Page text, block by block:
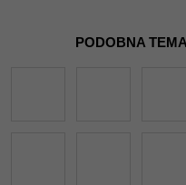
PODOBNA